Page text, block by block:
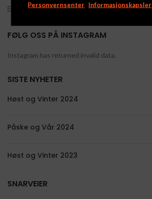
Kontakt Oss
FØLG OSS PÅ INSTAGRAM
Instagram has returned invalid data.
SISTE NYHETER
Høst og Vinter 2024
Påske og Vår 2024
Høst og Vinter 2023
SNARVEIER
Personvernsenter Informasjonskapsler